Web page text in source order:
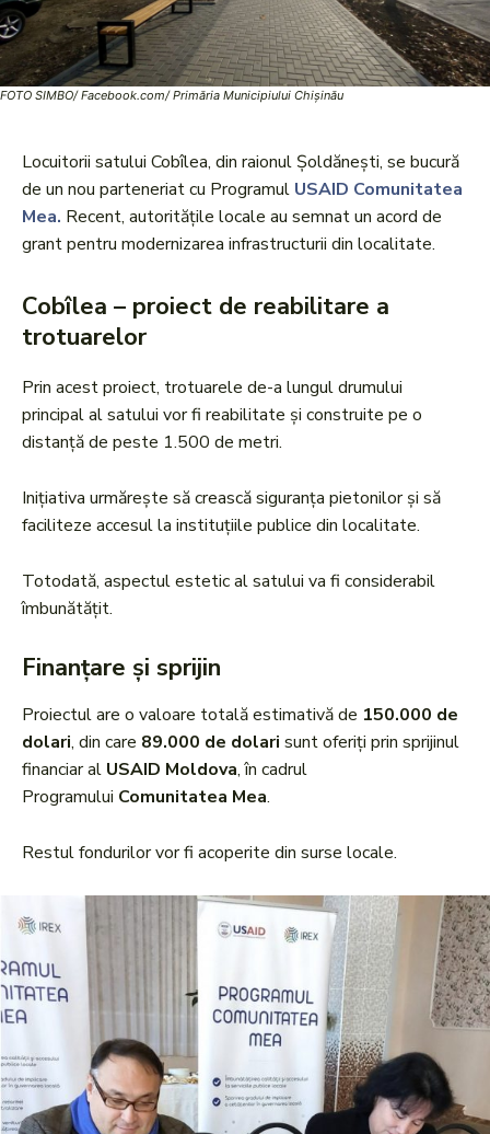
FOTO SIMBO/ Facebook.com/ Primăria Municipiului Chișinău
Locuitorii satului Cobîlea, din raionul Șoldănești, se bucură
de un nou parteneriat cu Programul USAID Comunitatea
Mea. Recent, autoritățile locale au semnat un acord de
grant pentru modernizarea infrastructurii din localitate.
Cobîlea – proiect de reabilitare a
trotuarelor
Prin acest proiect, trotuarele de-a lungul drumului
principal al satului vor fi reabilitate și construite pe o
distanță de peste 1.500 de metri.
Inițiativa urmărește să crească siguranța pietonilor și să
faciliteze accesul la instituțiile publice din localitate.
Totodată, aspectul estetic al satului va fi considerabil
îmbunătățit.
Finanțare și sprijin
Proiectul are o valoare totală estimativă de 150.000 de
dolari, din care 89.000 de dolari sunt oferiți prin sprijinul
financiar al USAID Moldova, în cadrul
Programului Comunitatea Mea.
Restul fondurilor vor fi acoperite din surse locale.